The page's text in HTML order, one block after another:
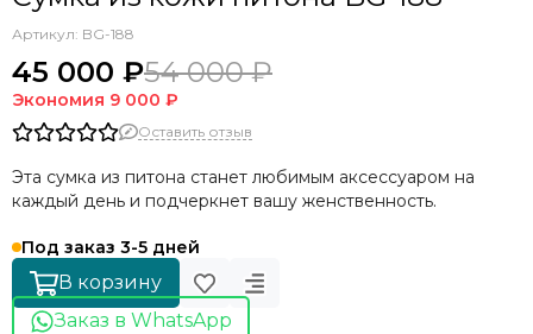
Артикул: BG-188
45 000 ₽54 000 ₽
Экономия 9 000 ₽
Оставить отзыв
Эта сумка из питона станет любимым аксессуаром на
каждый день и подчеркнет вашу женственность.
Под заказ 3-5 дней
В корзину
Заказ в WhatsApp